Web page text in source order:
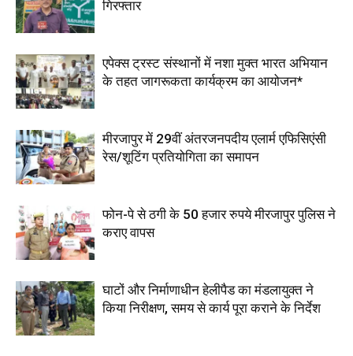
गिरफ्तार
एपेक्स ट्रस्ट संस्थानों में नशा मुक्त भारत अभियान
के तहत जागरूकता कार्यक्रम का आयोजन*
मीरजापुर में 29वीं अंतरजनपदीय एलार्म एफिसिएंसी
रेस/शूटिंग प्रतियोगिता का समापन
फोन-पे से ठगी के 50 हजार रुपये मीरजापुर पुलिस ने
कराए वापस
घाटों और निर्माणाधीन हेलीपैड का मंडलायुक्त ने
किया निरीक्षण, समय से कार्य पूरा कराने के निर्देश